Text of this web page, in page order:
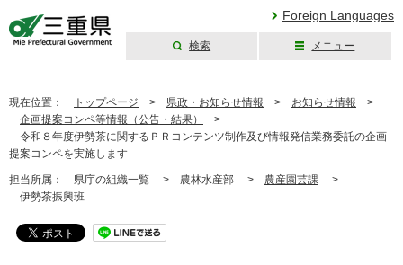
Foreign Languages
検索 メニュー
現在位置： トップページ > 県政・お知らせ情報 > お知らせ情報 >
企画提案コンペ等情報（公告・結果）
>
令和８年度伊勢茶に関するＰＲコンテンツ制作及び情報発信業務委託の企画
提案コンペを実施します
担当所属： 県庁の組織一覧 > 農林水産部 > 農産園芸課 >
伊勢茶振興班